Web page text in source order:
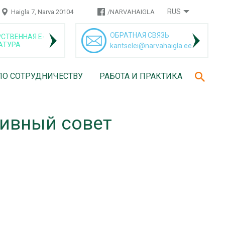
RUS
Haigla 7, Narva 20104 /NARVAHAIGLA
Е-
ОБРАТНАЯ СВЯЗЬ
kantselei@narvahaigla.ee
СОТРУДНИЧЕСТВУ РАБОТА И ПРАКТИКА
совет